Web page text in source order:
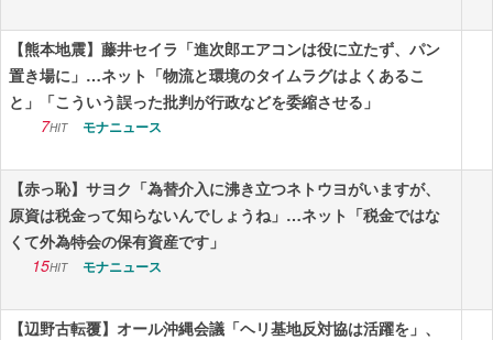
【熊本地震】藤井セイラ「進次郎エアコンは役に立たず、パン
置き場に」…ネット「物流と環境のタイムラグはよくあるこ
と」「こういう誤った批判が行政などを委縮させる」
7HIT モナニュース
【赤っ恥】サヨク「為替介入に沸き立つネトウヨがいますが、
原資は税金って知らないんでしょうね」…ネット「税金ではな
くて外為特会の保有資産です」
15HIT モナニュース
【辺野古転覆】オール沖縄会議「ヘリ基地反対協は活躍を」、